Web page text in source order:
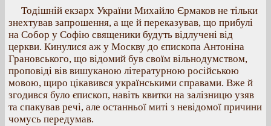
Тодішній екзарх України Михайло Єрмаков не тільки
знехтував запрошення, а ще й переказував, що прибулі
на Собор у Софію священики будуть відлучені від
церкви. Кинулися аж у Москву до єпископа Антоніна
Грановського, що відомий був своїм вільнодумством,
проповіді вів вишуканою літературною російською
мовою, щиро цікавився українськими справами. Вже й
згодився було єпископ, навіть квитки на залізницю узяв
та спакував речі, але останньої миті з невідомої причини
чомусь передумав.